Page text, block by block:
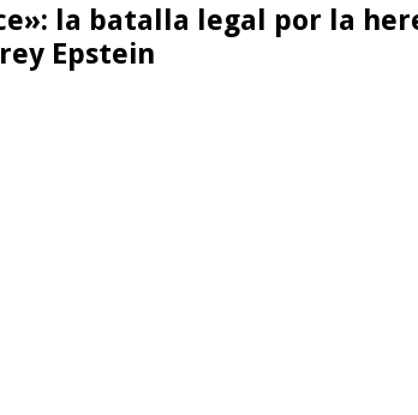
la batalla legal por la
Epstein